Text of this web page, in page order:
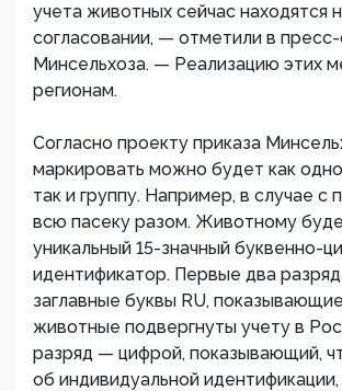
учета животных сейчас находятся
согласовании, — отметили в
Минсельхоза. — Реализацию этих
регионам.
Согласно проекту приказа
маркировать можно будет как
так и группу. Например, в случае с
всю пасеку разом. Животному
уникальный 15-значный буквенно-
идентификатор. Первые два
заглавные буквы RU,
животные подвергнуты учету в
разряд — цифрой, показывающий,
об индивидуальной